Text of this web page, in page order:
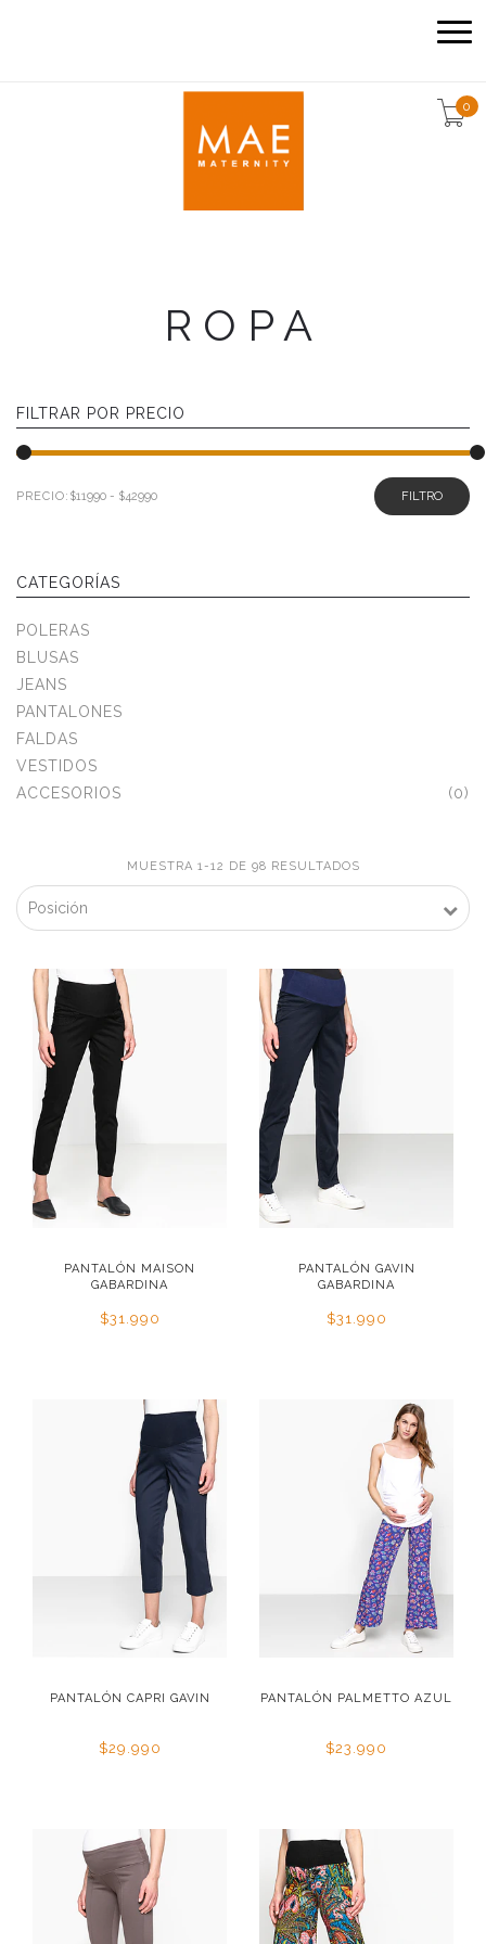
0
ROPA
FILTRAR POR PRECIO
PRECIO: FILTRO
CATEGORÍAS
POLERAS
BLUSAS
JEANS
PANTALONES
FALDAS
VESTIDOS
ACCESORIOS
(0)
MUESTRA 1-12 DE 98 RESULTADOS
PANTALÓN MAISON
GABARDINA
$31.990
PANTALÓN GAVIN
GABARDINA
$31.990
PANTALÓN CAPRI GAVIN
$29.990
PANTALÓN PALMETTO AZUL
$23.990